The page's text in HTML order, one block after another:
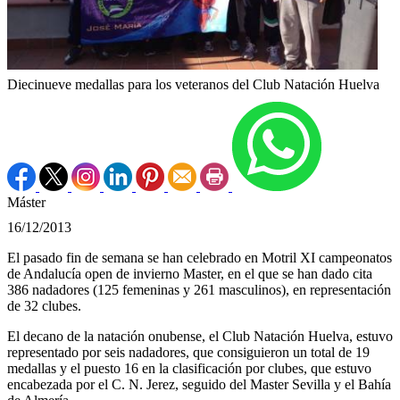
Diecinueve medallas para los veteranos del Club Natación Huelva
Máster
16/12/2013
El pasado fin de semana se han celebrado en Motril XI campeonatos
de Andalucía open de invierno Master, en el que se han dado cita
386 nadadores (125 femeninas y 261 masculinos), en representación
de 32 clubes.
El decano de la natación onubense, el Club Natación Huelva, estuvo
representado por seis nadadores, que consiguieron un total de 19
medallas y el puesto 16 en la clasificación por clubes, que estuvo
encabezada por el C. N. Jerez, seguido del Master Sevilla y el Bahía